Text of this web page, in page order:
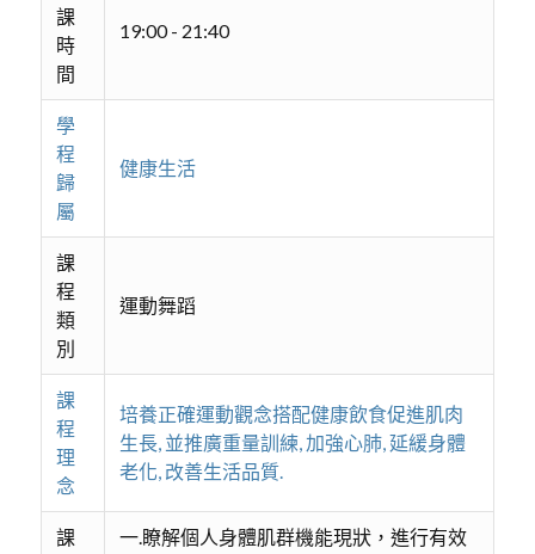
課
時
間
19:00 - 21:40
學
程
歸
屬
健康生活
課
程
類
別
運動舞蹈
課
程
理
念
培養正確運動觀念搭配健康飲食促進肌肉
生長, 並推廣重量訓練, 加強心肺, 延緩身體
老化, 改善生活品質.
課
一.瞭解個人身體肌群機能現狀，進行有效